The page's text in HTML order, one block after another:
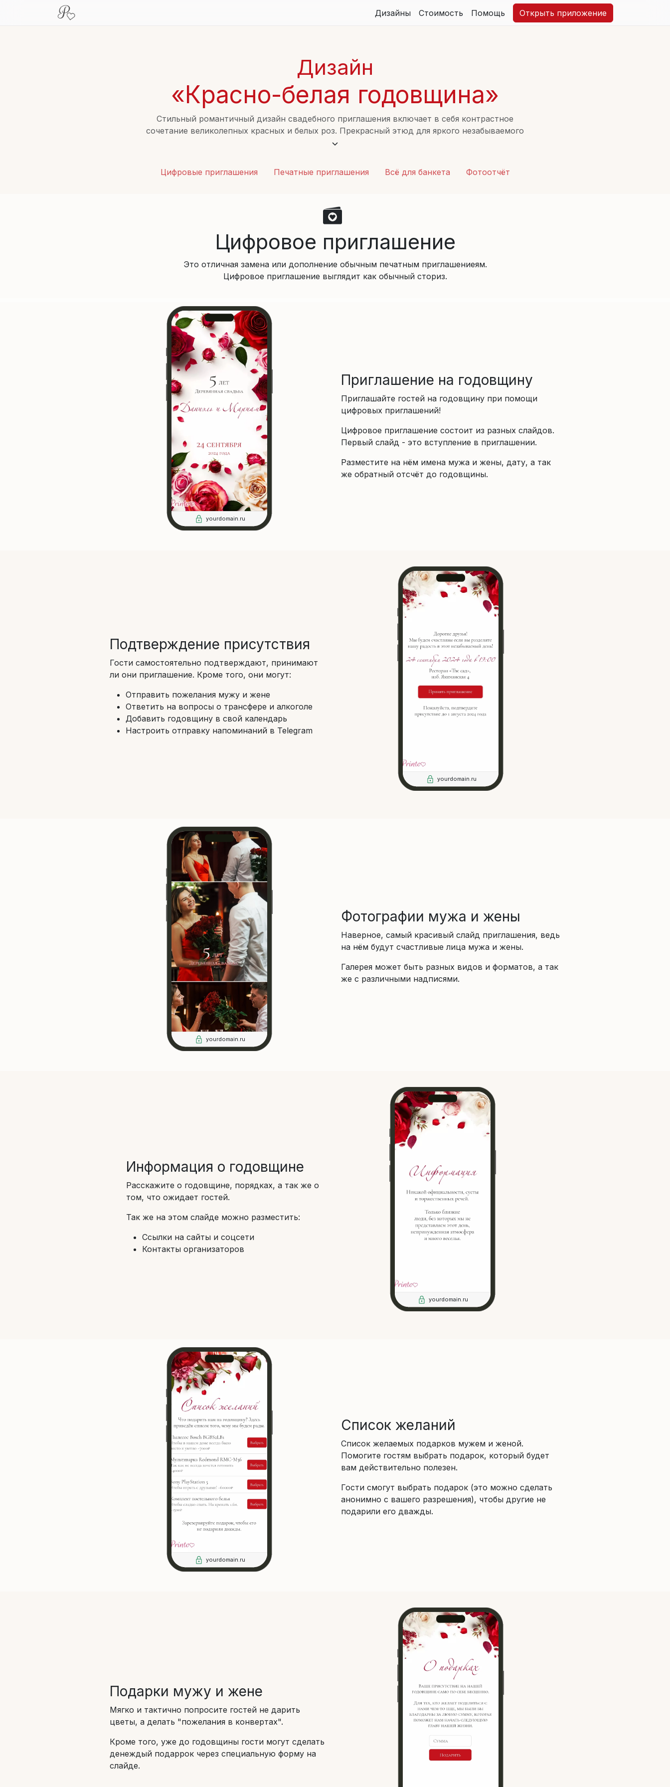
Дизайны Стоимость Помощь Открыть приложение
Дизайн
«Красно-белая годовщина»
Стильный романтичный дизайн свадебного приглашения включает в себя контрастное
сочетание великолепных красных и белых роз. Прекрасный этюд для яркого незабываемого
праздника. Идеально подойдёт для тех, кто ценит элегантность и красоту природы,
Цифровые приглашения
Печатные приглашения Всё для банкета Фотоотчёт
Цифровое приглашение
Это отличная замена или дополнение обычным печатным приглашениеям.
Цифровое приглашение выглядит как обычный сториз.
yourdomain.ru
Приглашение на годовщину
Приглашайте гостей на годовщину при помощи
цифровых приглашений!
Цифровое приглашение состоит из разных слайдов.
Первый слайд - это вступление в приглашении.
Разместите на нём имена мужа и жены, дату, а так
же обратный отсчёт до годовщины.
Подтверждение присутствия
Гости самостоятельно подтверждают, принимают
ли они приглашение. Кроме того, они могут:
Отправить пожелания мужу и жене
Ответить на вопросы о трансфере и алкоголе
Добавить годовщину в свой календарь
Настроить отправку напоминаний в Telegram
yourdomain.ru
yourdomain.ru
Фотографии мужа и жены
Наверное, самый красивый слайд приглашения, ведь
на нём будут счастливые лица мужа и жены.
Галерея может быть разных видов и форматов, а так
же с различными надписями.
Информация о годовщине
Расскажите о годовщине, порядках, а так же о
том, что ожидает гостей.
Так же на этом слайде можно разместить:
Ссылки на сайты и соцсети
Контакты организаторов
yourdomain.ru
yourdomain.ru
Список желаний
Список желаемых подарков мужем и женой.
Помогите гостям выбрать подарок, который будет
вам действительно полезен.
Гости смогут выбрать подарок (это можно сделать
анонимно с вашего разрешения), чтобы другие не
подарили его дважды.
Подарки мужу и жене
Мягко и тактично попросите гостей не дарить
цветы, а делать "пожелания в конвертах".
Кроме того, уже до годовщины гости могут сделать
денеждый подаррок через специальную форму на
слайде.